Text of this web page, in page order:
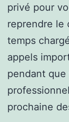
privé pour
reprendre le
temps
appels
pendant
prochaine